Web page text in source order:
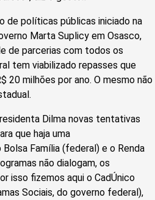
de políticas públicas iniciado na
Marta Suplicy em Osasco,
de parcerias com todos os
tem viabilizado repasses que
20 milhões por ano. O mesmo não
Dilma novas tentativas
que haja uma
Família (federal) e o Renda
não dialogam, os
isso fizemos aqui o CadÚnico
Sociais, do governo federal),